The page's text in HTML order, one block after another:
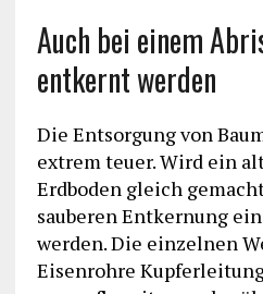
Auch bei einem
entkernt werden
Die Entsorgung von
extrem teuer. Wird ein
Erdboden gleich
sauberen Entkernung
werden. Die einzelnen
Eisenrohre